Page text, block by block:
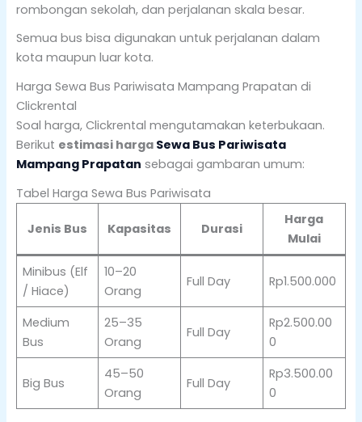
rombongan sekolah, dan perjalanan skala besar.
Semua bus bisa digunakan untuk perjalanan dalam
kota maupun luar kota.
Harga Sewa Bus Pariwisata Mampang Prapatan di
Clickrental
Soal harga, Clickrental mengutamakan keterbukaan.
Berikut estimasi harga Sewa Bus Pariwisata
Mampang Prapatan sebagai gambaran umum:
Tabel Harga Sewa Bus Pariwisata
Jenis Bus Kapasitas Durasi
Harga
Mulai
Minibus (Elf
/ Hiace)
10–20
Orang
Full Day Rp1.500.000
Medium
Bus
25–35
Orang
Full Day
Rp2.500.00
0
Big Bus
45–50
Orang
Full Day
Rp3.500.00
0